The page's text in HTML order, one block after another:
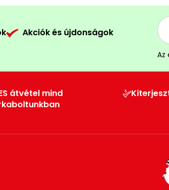
Akciók és újdonságok
Az
átvétel mind